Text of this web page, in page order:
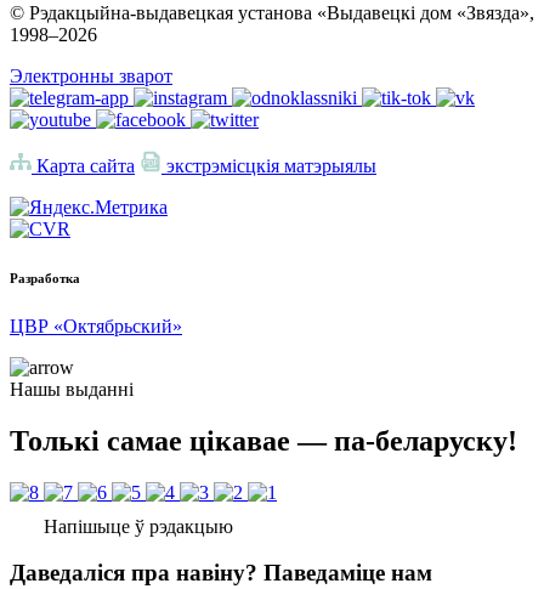
© Рэдакцыйна-выдавецкая установа «Выдавецкі дом «Звязда»,
1998–2026
Электронны зварот
Карта сайта экстрэмісцкія матэрыялы
Разработка
ЦВР «Октябрьский»
Нашы выданні
Толькі самае цікавае — па-беларуску!
Напішыце ў рэдакцыю
Даведаліся пра навіну? Паведаміце нам